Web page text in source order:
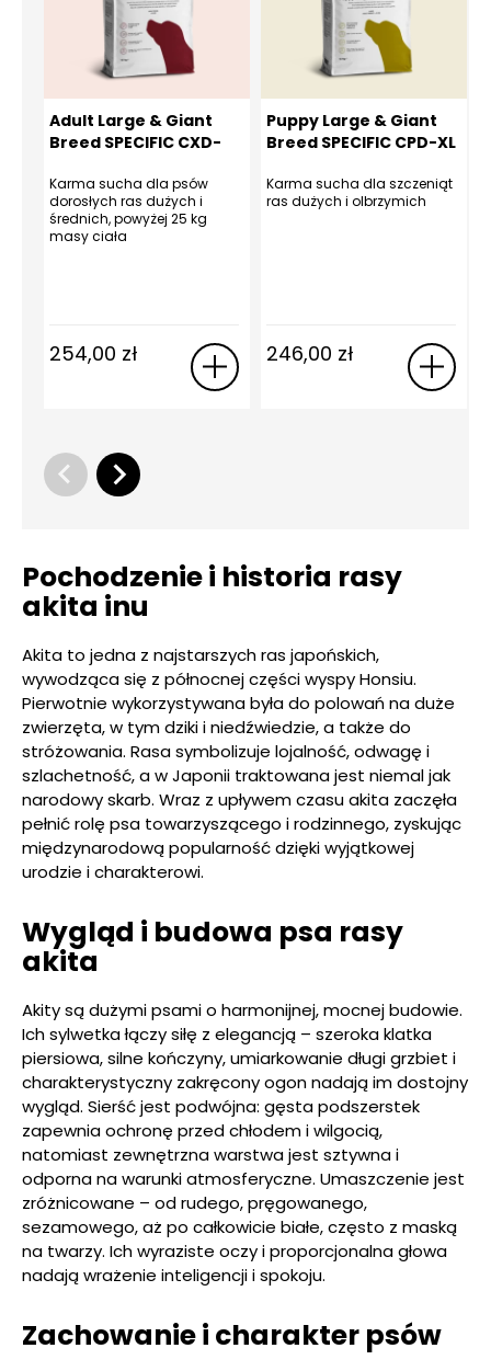
Adult Large & Giant
Breed SPECIFIC CXD-
Karma sucha dla psów
dorosłych ras dużych i
średnich, powyżej 25 kg
masy ciała
254,00 zł
Puppy Large & Giant
Breed SPECIFIC CPD-XL
Karma sucha dla szczeniąt
ras dużych i olbrzymich
246,00 zł
Pochodzenie i historia rasy
akita inu
Akita to jedna z najstarszych ras japońskich,
wywodząca się z północnej części wyspy Honsiu.
Pierwotnie wykorzystywana była do polowań na duże
zwierzęta, w tym dziki i niedźwiedzie, a także do
stróżowania. Rasa symbolizuje lojalność, odwagę i
szlachetność, a w Japonii traktowana jest niemal jak
narodowy skarb. Wraz z upływem czasu akita zaczęła
pełnić rolę psa towarzyszącego i rodzinnego, zyskując
międzynarodową popularność dzięki wyjątkowej
urodzie i charakterowi.
Wygląd i budowa psa rasy
akita
Akity są dużymi psami o harmonijnej, mocnej budowie.
Ich sylwetka łączy siłę z elegancją – szeroka klatka
piersiowa, silne kończyny, umiarkowanie długi grzbiet i
charakterystyczny zakręcony ogon nadają im dostojny
wygląd. Sierść jest podwójna: gęsta podszerstek
zapewnia ochronę przed chłodem i wilgocią,
natomiast zewnętrzna warstwa jest sztywna i
odporna na warunki atmosferyczne. Umaszczenie jest
zróżnicowane – od rudego, pręgowanego,
sezamowego, aż po całkowicie białe, często z maską
na twarzy. Ich wyraziste oczy i proporcjonalna głowa
nadają wrażenie inteligencji i spokoju.
Zachowanie i charakter psów